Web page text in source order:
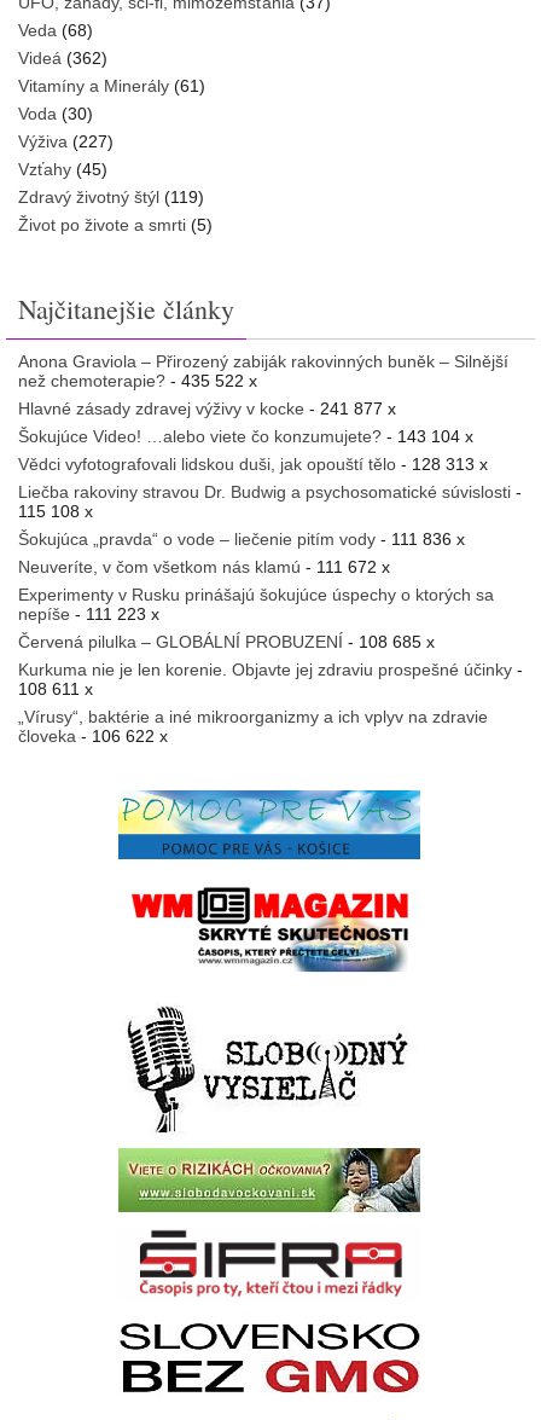
Veda (68)
Videá (362)
Vitamíny a Minerály (61)
Voda (30)
Výživa (227)
Vzťahy (45)
Zdravý životný štýl (119)
Život po živote a smrti (5)
Najčitanejšie články
Anona Graviola – Přirozený zabiják rakovinných buněk – Silnější
než chemoterapie? - 435 522 x
Hlavné zásady zdravej výživy v kocke - 241 877 x
Šokujúce Video! …alebo viete čo konzumujete? - 143 104 x
Vědci vyfotografovali lidskou duši, jak opouští tělo - 128 313 x
Liečba rakoviny stravou Dr. Budwig a psychosomatické súvislosti -
115 108 x
Šokujúca „pravda“ o vode – liečenie pitím vody - 111 836 x
Neuveríte, v čom všetkom nás klamú - 111 672 x
Experimenty v Rusku prinášajú šokujúce úspechy o ktorých sa
nepíše - 111 223 x
Červená pilulka – GLOBÁLNÍ PROBUZENÍ - 108 685 x
Kurkuma nie je len korenie. Objavte jej zdraviu prospešné účinky -
108 611 x
„Vírusy“, baktérie a iné mikroorganizmy a ich vplyv na zdravie
človeka - 106 622 x